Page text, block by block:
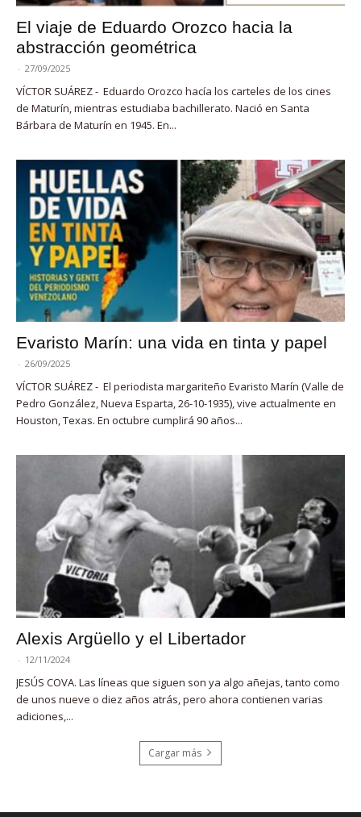
El viaje de Eduardo Orozco hacia la
abstracción geométrica
- 27/09/2025
VÍCTOR SUÁREZ - Eduardo Orozco hacía los carteles de los cines
de Maturín, mientras estudiaba bachillerato. Nació en Santa
Bárbara de Maturín en 1945. En...
Evaristo Marín: una vida en tinta y papel
- 26/09/2025
VÍCTOR SUÁREZ - El periodista margariteño Evaristo Marín (Valle de
Pedro González, Nueva Esparta, 26-10-1935), vive actualmente en
Houston, Texas. En octubre cumplirá 90 años...
Alexis Argüello y el Libertador
- 12/11/2024
JESÚS COVA. Las líneas que siguen son ya algo añejas, tanto como
de unos nueve o diez años atrás, pero ahora contienen varias
adiciones,...
Cargar más